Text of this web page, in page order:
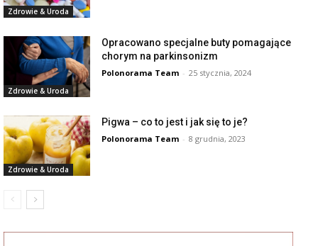
Zdrowie & Uroda
Zdrowie & Uroda
Opracowano specjalne buty pomagające
chorym na parkinsonizm
Polonorama Team - 25 stycznia, 2024
Zdrowie & Uroda
Pigwa – co to jest i jak się to je?
Polonorama Team - 8 grudnia, 2023